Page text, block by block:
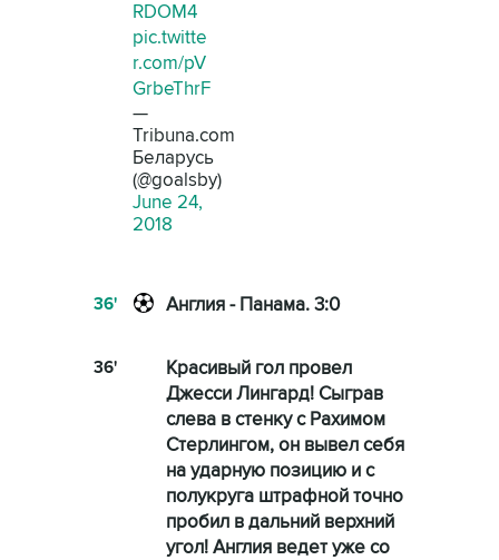
RDOM4
pic.twitte
r.com/pV
GrbeThrF
—
Tribuna.com
Беларусь
(@goalsby)
June 24,
2018
36' Англия - Панама. 3:0
36'
Красивый гол провел
Джесси Лингард! Сыграв
слева в стенку с Рахимом
Стерлингом, он вывел себя
на ударную позицию и с
полукруга штрафной точно
пробил в дальний верхний
угол! Англия ведет уже со